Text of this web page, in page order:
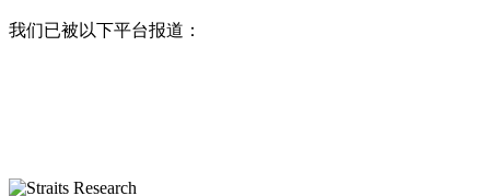
我们已被以下平台报道：